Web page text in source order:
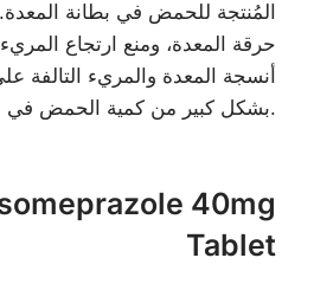
المُنتجة للحمض في بطانة
حرقة المعدة، ومنع ارتجاع
أنسجة المعدة والمريء التالفة
بشكل كبير من كمية الحمض في المعدة.
Tablet